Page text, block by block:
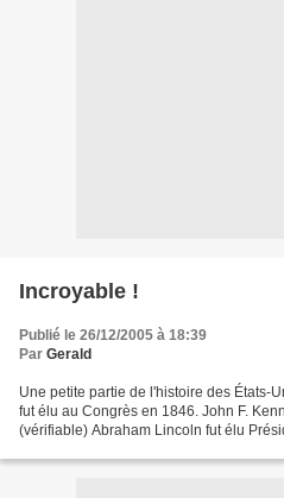
Incroyable !
Publié le 26/12/2005 à 18:39
Par Gerald
Une petite partie de l'histoire des États-
fut élu au Congrès en 1846. John F.
(vérifiable) Abraham Lincoln fut élu